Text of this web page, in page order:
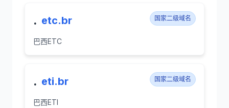
. etc.br 国家二级域名
巴西ETC
. eti.br 国家二级域名
巴西ETI